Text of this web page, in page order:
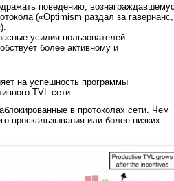
поведению,
(«Optimism раздал за гавернанс,
усилия пользователей.
более активному и
на успешность программы
TVL сети.
в протоколах сети. Чем
проскальзывания или более низких